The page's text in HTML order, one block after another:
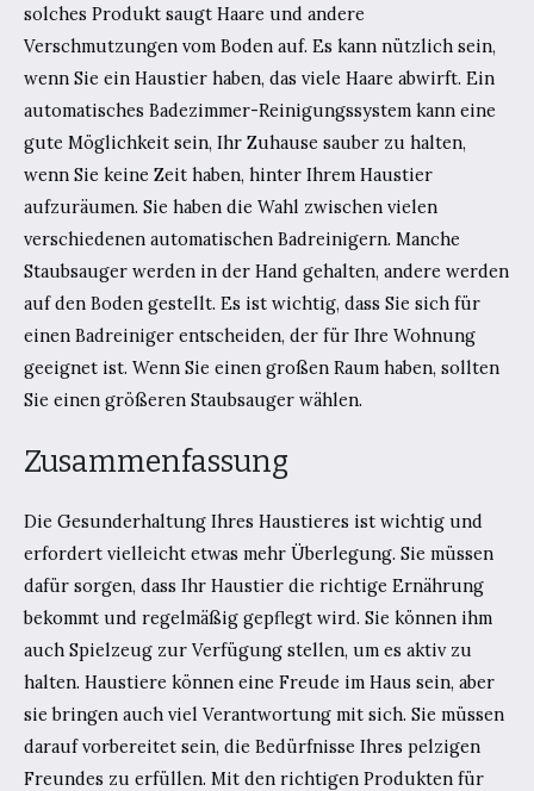
solches Produkt saugt Haare und andere
Verschmutzungen vom Boden auf. Es kann nützlich sein,
wenn Sie ein Haustier haben, das viele Haare abwirft. Ein
automatisches Badezimmer-Reinigungssystem kann eine
gute Möglichkeit sein, Ihr Zuhause sauber zu halten,
wenn Sie keine Zeit haben, hinter Ihrem Haustier
aufzuräumen. Sie haben die Wahl zwischen vielen
verschiedenen automatischen Badreinigern. Manche
Staubsauger werden in der Hand gehalten, andere werden
auf den Boden gestellt. Es ist wichtig, dass Sie sich für
einen Badreiniger entscheiden, der für Ihre Wohnung
geeignet ist. Wenn Sie einen großen Raum haben, sollten
Sie einen größeren Staubsauger wählen.
Zusammenfassung
Die Gesunderhaltung Ihres Haustieres ist wichtig und
erfordert vielleicht etwas mehr Überlegung. Sie müssen
dafür sorgen, dass Ihr Haustier die richtige Ernährung
bekommt und regelmäßig gepflegt wird. Sie können ihm
auch Spielzeug zur Verfügung stellen, um es aktiv zu
halten. Haustiere können eine Freude im Haus sein, aber
sie bringen auch viel Verantwortung mit sich. Sie müssen
darauf vorbereitet sein, die Bedürfnisse Ihres pelzigen
Freundes zu erfüllen. Mit den richtigen Produkten für